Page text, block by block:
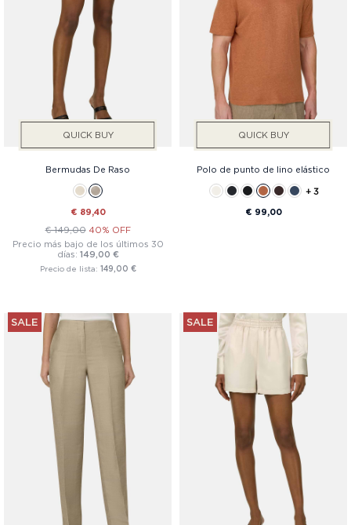
QUICK BUY
Bermudas De Raso
€ 89,40
€ 149,00 40% OFF
Precio más bajo de los últimos 30
días: 149,00 €
Precio de lista: 149,00 €
QUICK BUY
Polo de punto de lino elástico
+ 3
€ 99,00
SALE SALE